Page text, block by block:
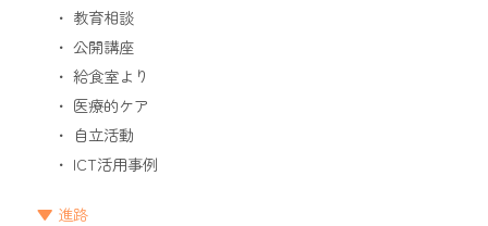
教育相談
公開講座
給食室より
医療的ケア
自立活動
ICT活用事例
進路